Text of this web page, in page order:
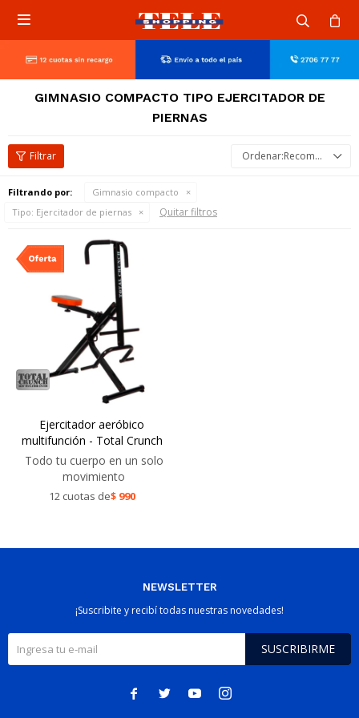

GIMNASIO COMPACTO TIPO EJERCITADOR DE
PIERNAS
Recomendados
Filtrando por:
Gimnasio compacto
Tipo: Ejercitador de piernas Quitar filtros
Ejercitador aeróbico
multifunción - Total Crunch
Todo tu cuerpo en un solo
movimiento
12 cuotas de$ 990
NEWSLETTER
¡Suscribite y recibí todas nuestras novedades!
SUSCRIBIRME
   